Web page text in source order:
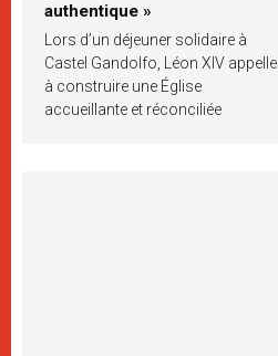
authentique »
Lors d’un déjeuner solidaire à
Castel Gandolfo, Léon XIV appelle
à construire une Église
accueillante et réconciliée